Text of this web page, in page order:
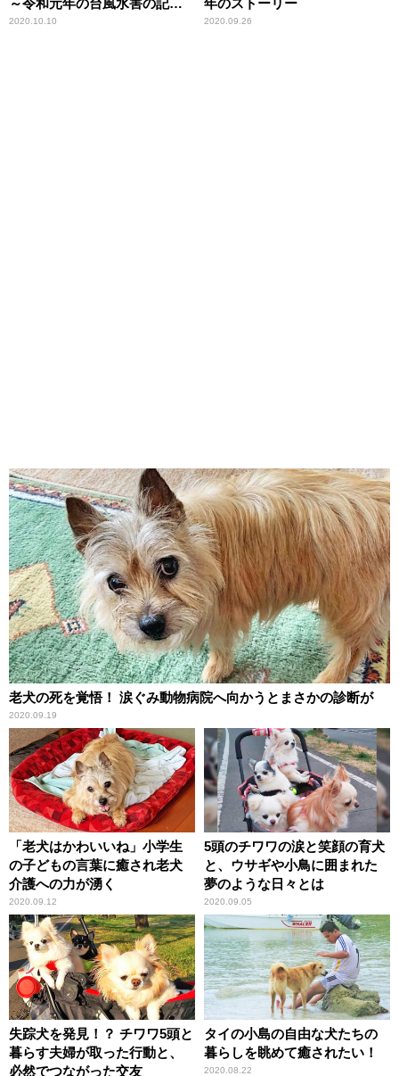
～
2020.10.10 2020.09.26
老犬の死を覚悟！ 涙ぐみ動物病院へ向かうとまさかの診断が
2020.09.19
「老犬はかわいいね」小学生
の子どもの言葉に癒され老犬
介護への力が湧く
2020.09.12
5頭のチワワの涙と笑顔の育犬
と、ウサギや小鳥に囲まれた
夢のような日々とは
2020.09.05
失踪犬を発見！？ チワワ5頭と
暮らす夫婦が取った行動と、
必然でつながった交友
タイの小島の自由な犬たちの
暮らしを眺めて癒されたい！
2020.08.22